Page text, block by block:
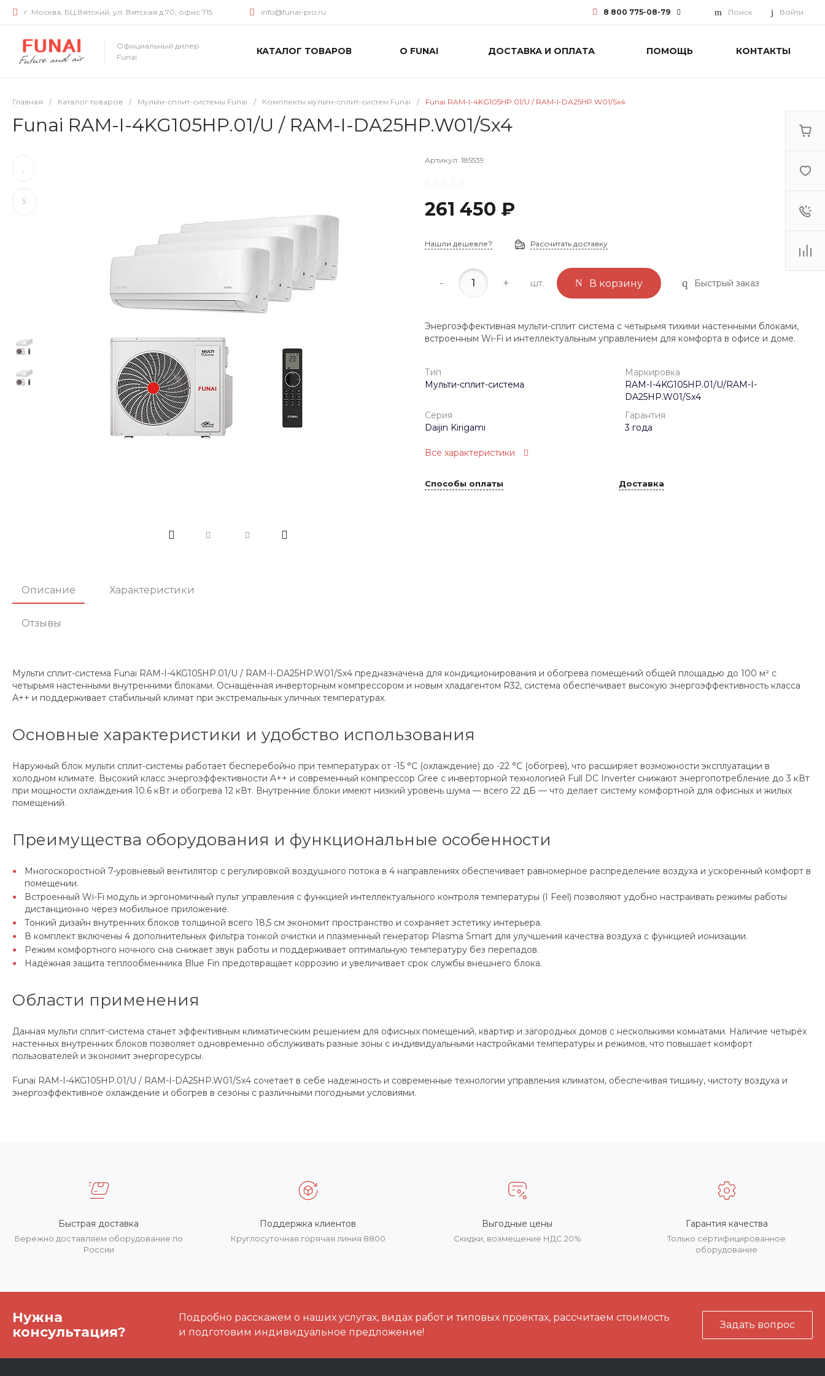
г. Москва, БЦ Вятский, ул. Вятская д.70, офис 715 info@funai-pro.ru 8 800 775-08-79
Выходной
Поиск Войти
Официальный дилер
Funai
КАТАЛОГ ТОВАРОВ О FUNAI ДОСТАВКА И ОПЛАТА ПОМОЩЬ КОНТАКТЫ
Главная / Каталог товаров / Мульти-сплит-системы Funai / Комплекты мульти-сплит-систем Funai / Funai RAM-I-4KG105HP.01/U / RAM-I-DA25HP.W01/Sx4
Funai RAM-I-4KG105HP.01/U / RAM-I-DA25HP.W01/Sx4
Артикул: 185539
261 450 ₽
Нашли дешевле? Рассчитать доставку
- + шт. В корзину Быстрый заказ
Энергоэффективная мульти-сплит система с четырьмя тихими настенными блоками,
встроенным Wi-Fi и интеллектуальным управлением для комфорта в офисе и доме.
Тип
Мульти-сплит-система
Маркировка
RAM-I-4KG105HP.01/U/RAM-I-
DA25HP.W01/Sx4
Серия
Daijin Kirigami
Гарантия
3 года
Все характеристики
Способы оплаты Доставка
Описание Характеристики
Отзывы
Мульти сплит-система Funai RAM-I-4KG105HP.01/U / RAM-I-DA25HP.W01/Sx4 предназначена для кондиционирования и обогрева помещений общей площадью до 100 м² с
четырьмя настенными внутренними блоками. Оснащённая инверторным компрессором и новым хладагентом R32, система обеспечивает высокую энергоэффективность класса
А++ и поддерживает стабильный климат при экстремальных уличных температурах.
Основные характеристики и удобство использования
Наружный блок мульти сплит-системы работает бесперебойно при температурах от -15 °C (охлаждение) до -22 °C (обогрев), что расширяет возможности эксплуатации в
холодном климате. Высокий класс энергоэффективности A++ и современный компрессор Gree с инверторной технологией Full DC Inverter снижают энергопотребление до 3 кВт
при мощности охлаждения 10.6 кВт и обогрева 12 кВт. Внутренние блоки имеют низкий уровень шума — всего 22 дБ — что делает систему комфортной для офисных и жилых
помещений.
Преимущества оборудования и функциональные особенности
Многоскоростной 7-уровневый вентилятор с регулировкой воздушного потока в 4 направлениях обеспечивает равномерное распределение воздуха и ускоренный комфорт в
помещении.
Встроенный Wi-Fi модуль и эргономичный пульт управления с функцией интеллектуального контроля температуры (I Feel) позволяют удобно настраивать режимы работы
дистанционно через мобильное приложение.
Тонкий дизайн внутренних блоков толщиной всего 18,5 см экономит пространство и сохраняет эстетику интерьера.
В комплект включены 4 дополнительных фильтра тонкой очистки и плазменный генератор Plasma Smart для улучшения качества воздуха с функцией ионизации.
Режим комфортного ночного сна снижает звук работы и поддерживает оптимальную температуру без перепадов.
Надёжная защита теплообменника Blue Fin предотвращает коррозию и увеличивает срок службы внешнего блока.
Области применения
Данная мульти сплит-система станет эффективным климатическим решением для офисных помещений, квартир и загородных домов с несколькими комнатами. Наличие четырёх
настенных внутренних блоков позволяет одновременно обслуживать разные зоны с индивидуальными настройками температуры и режимов, что повышает комфорт
пользователей и экономит энергоресурсы.
Funai RAM-I-4KG105HP.01/U / RAM-I-DA25HP.W01/Sx4 сочетает в себе надежность и современные технологии управления климатом, обеспечивая тишину, чистоту воздуха и
энергоэффективное охлаждение и обогрев в сезоны с различными погодными условиями.
Быстрая доставка
Бережно доставляем оборудование по
России
Поддержка клиентов
Круглосуточная горячая линия 8800
Выгодные цены
Скидки, возмещение НДС 20%
Гарантия качества
Только сертифицированное
оборудование
Нужна
консультация?
Подробно расскажем о наших услугах, видах работ и типовых проектах, рассчитаем стоимость
и подготовим индивидуальное предложение!
Задать вопрос